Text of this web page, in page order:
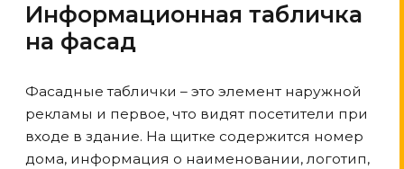
Информационная табличка
на фасад
Фасадные таблички – это элемент наружной
рекламы и первое, что видят посетители при
входе в здание. На щитке содержится номер
дома, информация о наименовании, логотип,